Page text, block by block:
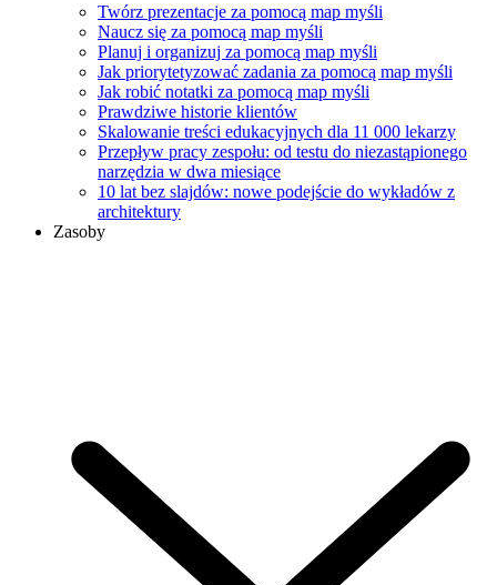
Twórz prezentacje za pomocą map myśli
Naucz się za pomocą map myśli
Planuj i organizuj za pomocą map myśli
Jak priorytetyzować zadania za pomocą map myśli
Jak robić notatki za pomocą map myśli
Prawdziwe historie klientów
Skalowanie treści edukacyjnych dla 11 000 lekarzy
Przepływ pracy zespołu: od testu do niezastąpionego
narzędzia w dwa miesiące
10 lat bez slajdów: nowe podejście do wykładów z
architektury
Zasoby